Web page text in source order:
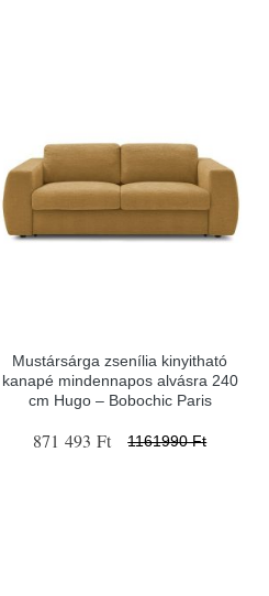
Mustársárga zsenília kinyitható
kanapé mindennapos alvásra 240
cm Hugo – Bobochic Paris
871 493 Ft 1161990 Ft